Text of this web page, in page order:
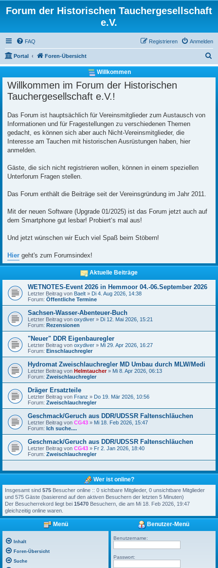
Forum der Historischen Tauchergesellschaft
e.V.
FAQ Anmelden
Registrieren
Portal Foren-Übersicht
u
c
Willkommen
Willkommen im Forum der Historischen
Tauchergesellschaft e.V.!
Das Forum ist hauptsächlich für Vereinsmitglieder zum Austausch von
Informationen und für Fragestellungen zu verschiedenen Themen
gedacht, es können sich aber auch Nicht-Vereinsmitglieder, die
Interesse am Tauchen mit historischen Ausrüstungen haben, hier
anmelden.
Gäste, die sich nicht registrieren wollen, können in einem speziellen
Unterforum Fragen stellen.
Das Forum enthält die Beiträge seit der Vereinsgründung im Jahr 2011.
Mit der neuen Software (Upgrade 01/2025) ist das Forum jetzt auch auf
dem Smartphone gut lesbar! Probiert‘s mal aus!
Und jetzt wünschen wir Euch viel Spaß beim Stöbern!
Hier geht's zum Forumsindex!
Aktuelle Beiträge
WETNOTES-Event 2026 in Hemmoor 04.-06.September 2026
Letzter Beitrag von Baelt » Di 4. Aug 2026, 14:38
Forum: Öffentliche Termine
Sachsen-Wasser-Abenteuer-Buch
Letzter Beitrag von oxydiver » Di 12. Mai 2026, 15:21
Forum: Rezensionen
"Neuer" DDR Eigenbauregler
Letzter Beitrag von oxydiver » Mi 29. Apr 2026, 16:27
Forum: Einschlauchregler
Hydromat Zweischlauchregler MD Umbau durch MLW/Medi
Letzter Beitrag von Helmtaucher» Mi 8. Apr 2026, 06:13
Forum: Zweischlauchregler
Dräger Ersatzteile
Letzter Beitrag von Franz » Do 19. Mär 2026, 10:56
Forum: Zweischlauchregler
Geschmack/Geruch aus DDR/UDSSR Faltenschläuchen
Letzter Beitrag von CG43 » Mi 18. Feb 2026, 15:47
Forum: Ich suche....
Geschmack/Geruch aus DDR/UDSSR Faltenschläuchen
Letzter Beitrag von CG43 » Fr 2. Jan 2026, 18:40
Forum: Zweischlauchregler
Wer ist online?
Insgesamt sind 575 Besucher online :: 0 sichtbare Mitglieder, 0 unsichtbare Mitglieder
und 575 Gäste (basierend auf den aktiven Besuchern der letzten 5 Minuten)
Der Besucherrekord liegt bei 15470 Besuchern, die am Mi 18. Feb 2026, 19:47
gleichzeitig online waren.
Menü
Inhalt
Foren-Übersicht
Suche
Benutzer-Menü
Benutzername:
Passwort: